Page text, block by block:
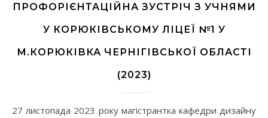
ПРОФОРІЄНТАЦІЙНА ЗУСТРІЧ З УЧНЯМИ
У КОРЮКІВСЬКОМУ ЛІЦЕЇ №1 У
М.КОРЮКІВКА ЧЕРНІГІВСЬКОЇ ОБЛАСТІ
(2023)
27 листопада 2023 року магістрантка кафедри дизайну